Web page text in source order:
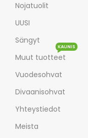
Nojatuolit
UUSI
Sängyt
Muut tuotteet
KAUNIS
Vuodesohvat
Divaanisohvat
Yhteystiedot
Meista